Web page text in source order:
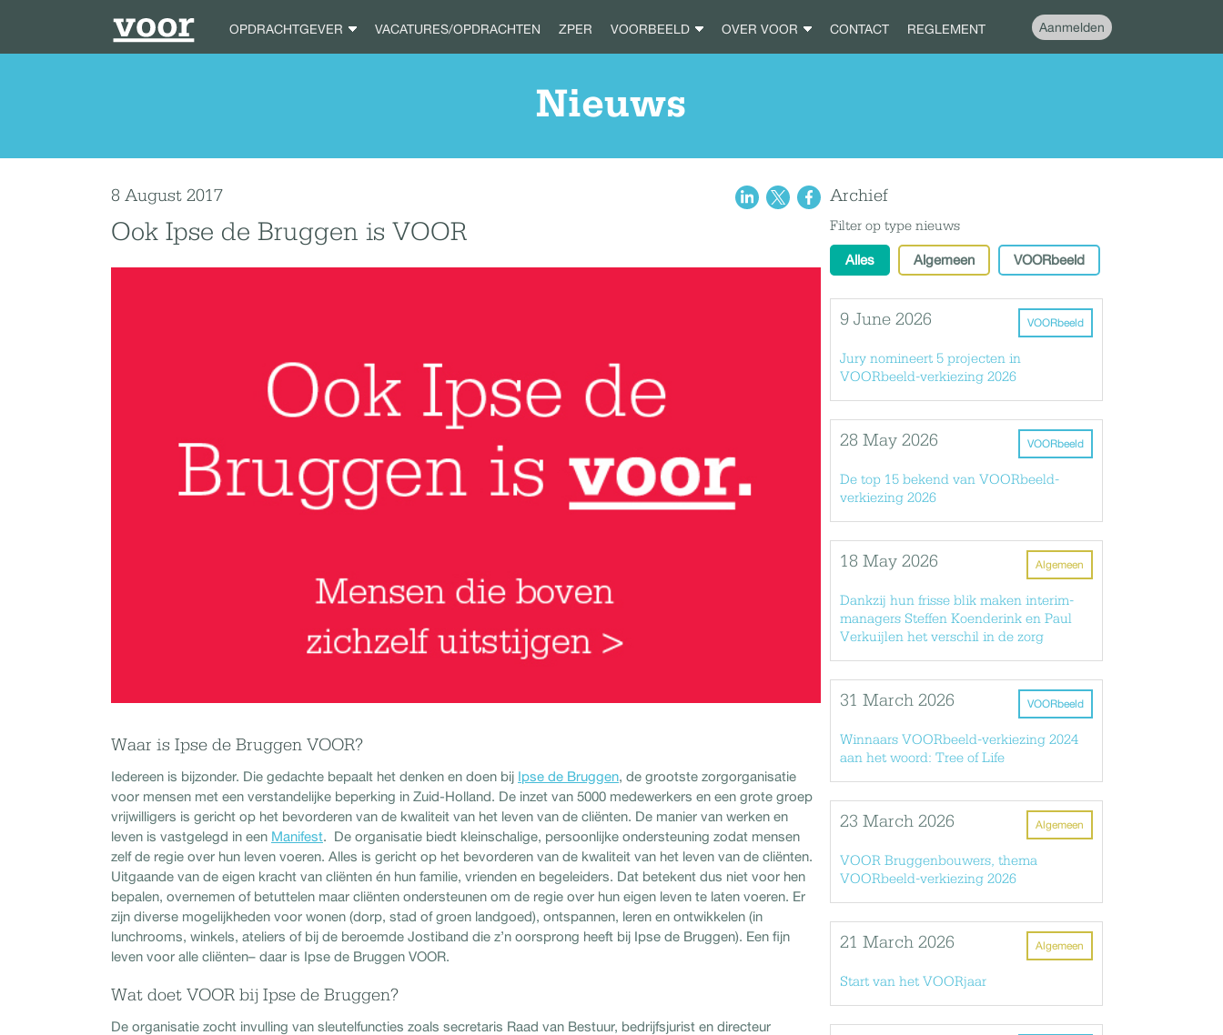
OPDRACHTGEVER VACATURES/OPDRACHTEN ZPER VOORBEELD OVER VOOR CONTACT REGLEMENT Aanmelden
Nieuws
8 August 2017
Ook Ipse de Bruggen is VOOR
Waar is Ipse de Bruggen VOOR?
Iedereen is bijzonder. Die gedachte bepaalt het denken en doen bij Ipse de Bruggen, de grootste zorgorganisatie
voor mensen met een verstandelijke beperking in Zuid-Holland. De inzet van 5000 medewerkers en een grote groep
vrijwilligers is gericht op het bevorderen van de kwaliteit van het leven van de cliënten. De manier van werken en
leven is vastgelegd in een Manifest. De organisatie biedt kleinschalige, persoonlijke ondersteuning zodat mensen
zelf de regie over hun leven voeren. Alles is gericht op het bevorderen van de kwaliteit van het leven van de cliënten.
Uitgaande van de eigen kracht van cliënten én hun familie, vrienden en begeleiders. Dat betekent dus niet voor hen
bepalen, overnemen of betuttelen maar cliënten ondersteunen om de regie over hun eigen leven te laten voeren. Er
zijn diverse mogelijkheden voor wonen (dorp, stad of groen landgoed), ontspannen, leren en ontwikkelen (in
lunchrooms, winkels, ateliers of bij de beroemde Jostiband die z’n oorsprong heeft bij Ipse de Bruggen). Een fijn
leven voor alle cliënten– daar is Ipse de Bruggen VOOR.
Wat doet VOOR bij Ipse de Bruggen?
De organisatie zocht invulling van sleutelfuncties zoals secretaris Raad van Bestuur, bedrijfsjurist en directeur
Archief
Filter op type nieuws
Alles Algemeen VOORbeeld
VOORbeeld
9 June 2026
Jury nomineert 5 projecten in
VOORbeeld-verkiezing 2026
VOORbeeld
28 May 2026
De top 15 bekend van VOORbeeld-
verkiezing 2026
Algemeen
18 May 2026
Dankzij hun frisse blik maken interim-
managers Steffen Koenderink en Paul
Verkuijlen het verschil in de zorg
VOORbeeld
31 March 2026
Winnaars VOORbeeld-verkiezing 2024
aan het woord: Tree of Life
Algemeen
23 March 2026
VOOR Bruggenbouwers, thema
VOORbeeld-verkiezing 2026
Algemeen
21 March 2026
Start van het VOORjaar